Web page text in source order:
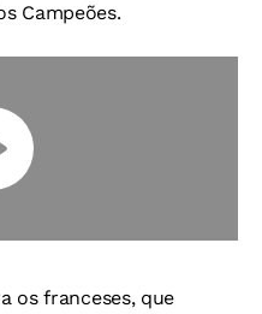
Campeões.
os franceses, que